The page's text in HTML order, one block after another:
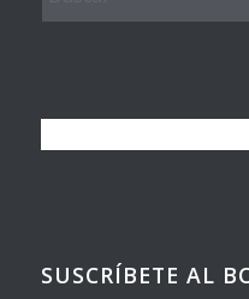
SUSCRÍBETE AL